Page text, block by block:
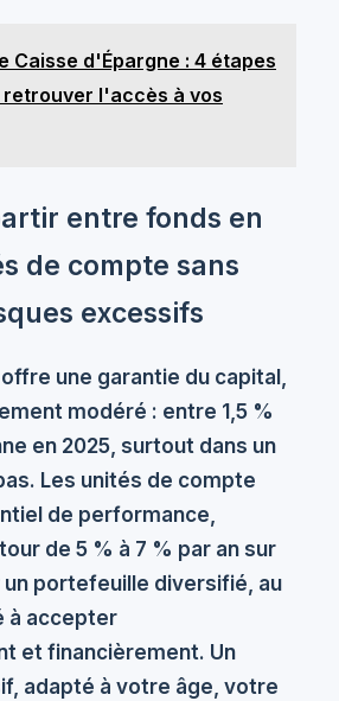
Caisse d'Épargne : 4 étapes
retrouver l'accès à vos
entre fonds en
de compte sans
excessifs
une garantie du capital,
modéré : entre 1,5 %
en 2025, surtout dans un
Les unités de compte
de performance,
de 5 % à 7 % par an sur
un portefeuille diversifié, au
à accepter
et financièrement. Un
adapté à votre âge, votre